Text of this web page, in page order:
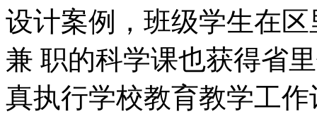
设计案例，班级学生在
兼 职的科学课也获得省
真执行学校教育教学工